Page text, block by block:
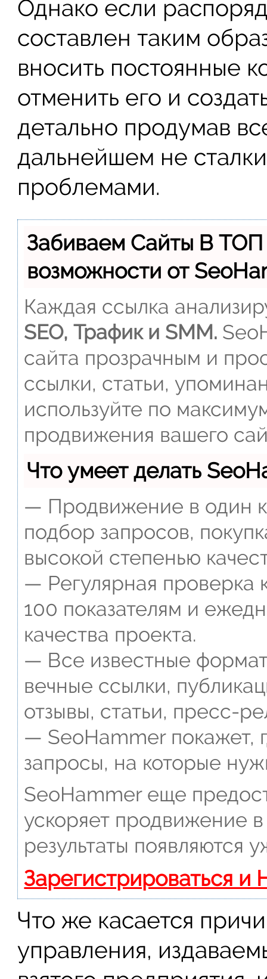
Однако если
составлен таким
вносить постоянные
отменить его и
детально продумав
дальнейшем не
проблемами.
Забиваем Сайты В
возможности от
Каждая ссылка
SEO, Трафик и SMM.
сайта прозрачным и
ссылки, статьи,
используйте по
продвижения вашего
Что умеет делать
— Продвижение в один
подбор запросов,
высокой степенью
— Регулярная проверка
100 показателям и
качества проекта.
— Все известные
вечные ссылки,
отзывы, статьи, пресс-
— SeoHammer покажет,
запросы, на которые
SeoHammer еще
ускоряет продвижение
результаты появляются
Зарегистрироваться и
Что же касается
управления,